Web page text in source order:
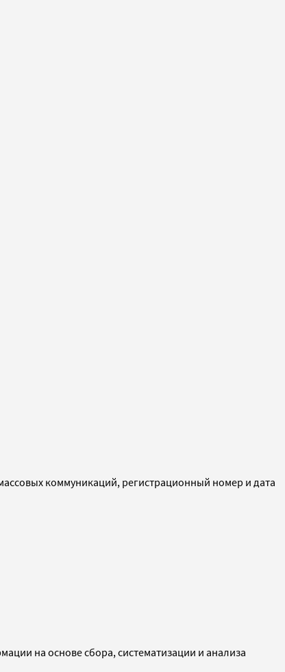
коммуникаций, регистрационный номер и дата
на основе сбора, систематизации и анализа